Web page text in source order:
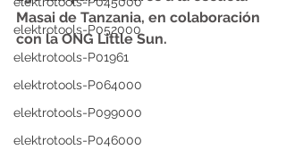
elektrotools-P052000
elektrotools-P01961
elektrotools-P064000
elektrotools-P099000
elektrotools-P046000
Masai de Tanzania, en colaboración
con la ONG Little Sun.